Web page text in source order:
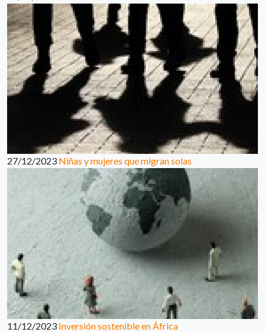
27/12/2023 Niñas y mujeres que migran solas
11/12/2023 Inversión sostenible en África